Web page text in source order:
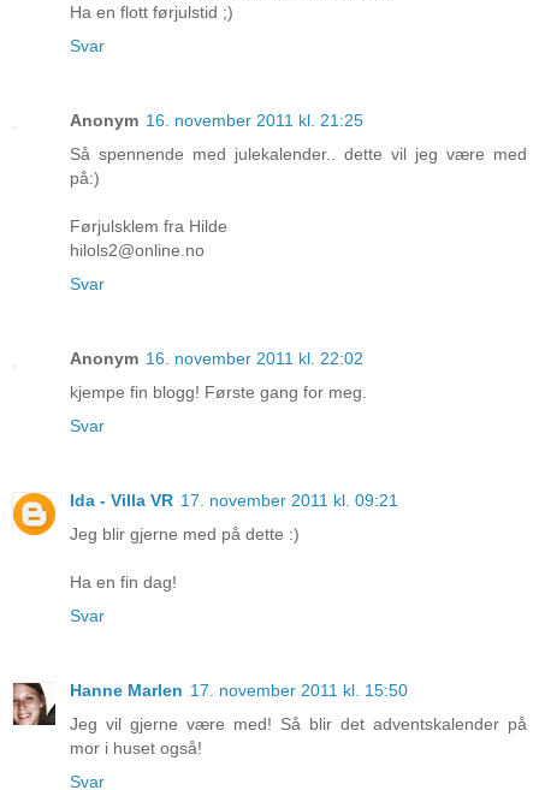
Ha en flott førjulstid ;)
Svar
Anonym 16. november 2011 kl. 21:25
Så spennende med julekalender.. dette vil jeg være med
på:)
Førjulsklem fra Hilde
hilols2@online.no
Svar
Anonym 16. november 2011 kl. 22:02
kjempe fin blogg! Første gang for meg.
Svar
Ida - Villa VR 17. november 2011 kl. 09:21
Jeg blir gjerne med på dette :)
Ha en fin dag!
Svar
Hanne Marlen 17. november 2011 kl. 15:50
Jeg vil gjerne være med! Så blir det adventskalender på
mor i huset også!
Svar